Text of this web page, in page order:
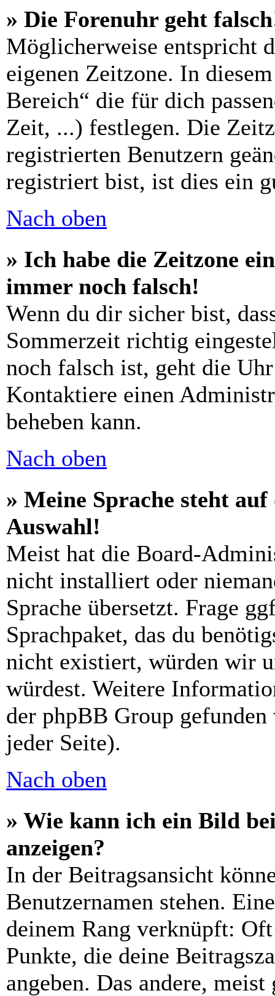
» Die Forenuhr geht
Möglicherweise entspricht
eigenen Zeitzone. In
Bereich“ die für dich
Zeit, ...) festlegen. Die
registrierten Benutzern
registriert bist, ist dies ein
Nach oben
» Ich habe die Zeitzone
immer noch falsch!
Wenn du dir sicher bist,
Sommerzeit richtig
noch falsch ist, geht die
Kontaktiere einen
beheben kann.
Nach oben
» Meine Sprache steht
Auswahl!
Meist hat die Board-
nicht installiert oder
Sprache übersetzt. Frage
Sprachpaket, das du
nicht existiert, würden wir
würdest. Weitere
der phpBB Group
jeder Seite).
Nach oben
» Wie kann ich ein Bild
anzeigen?
In der Beitragsansicht
Benutzernamen stehen.
deinem Rang verknüpft:
Punkte, die deine
angeben. Das andere,